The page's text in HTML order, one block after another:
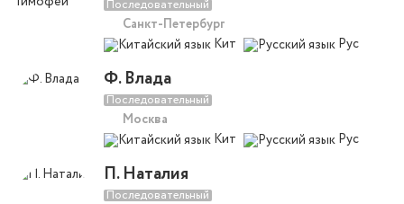
Последовательный
Санкт-Петербург
Кит Рус
Ф. Влада
Последовательный
Москва
Кит Рус
П. Наталия
Последовательный